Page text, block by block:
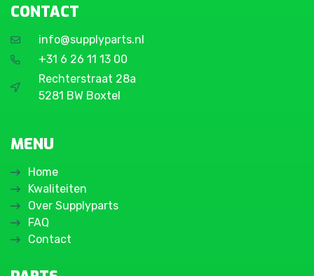
CONTACT
info@supplyparts.nl
+31 6 26 11 13 00
Rechterstraat 28a
5281 BW Boxtel
MENU
Home
Kwaliteiten
Over Supplyparts
FAQ
Contact